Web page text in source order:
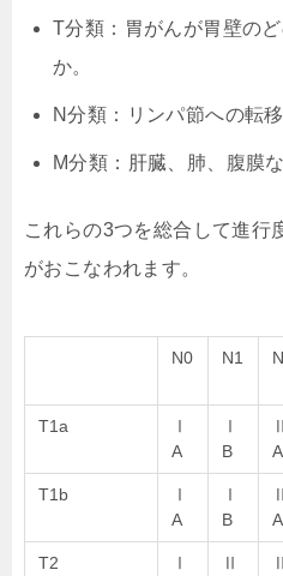
T分類：胃がんが胃壁の
か。
N分類：リンパ節への転
M分類：肝臓、肺、腹膜
これらの3つを総合して進行
がおこなわれます。
N0 N1
T1a
Ⅰ
A
Ⅰ
B
Ⅱ
A
T1b
Ⅰ
A
Ⅰ
B
Ⅱ
A
T2
Ⅰ
Ⅱ
Ⅱ